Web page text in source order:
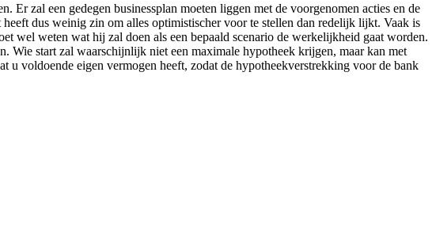
Er zal een gedegen businessplan moeten liggen met de voorgenomen acties en de
dus weinig zin om alles optimistischer voor te stellen dan redelijk lijkt. Vaak is
wel weten wat hij zal doen als een bepaald scenario de werkelijkheid gaat worden.
Wie start zal waarschijnlijk niet een maximale hypotheek krijgen, maar kan met
voldoende eigen vermogen heeft, zodat de hypotheekverstrekking voor de bank